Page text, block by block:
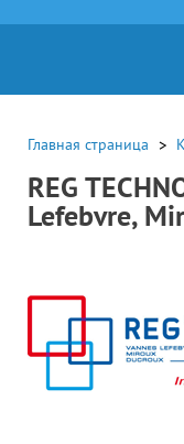
Главная страница
REG
Lefebvre,